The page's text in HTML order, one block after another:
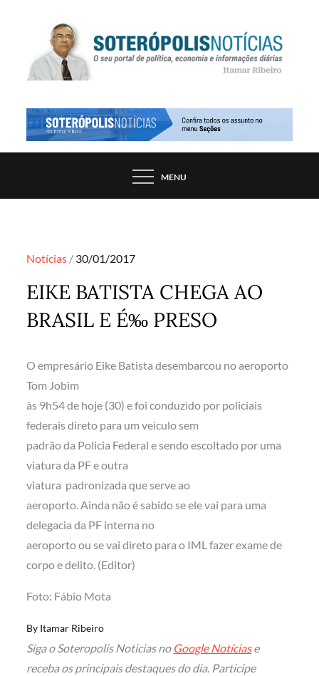
SOTERÓPOLIS NOTÍCIAS
PORTAL DE NOTÍCIAS DE SALVADOR E
MENU
Notícias Posted
30/01/2017
EIKE BATISTA CHEGA AO
BRASIL E É‰ PRESO
O empresário Eike Batista desembarcou no aeroporto
Tom Jobim
às 9h54 de hoje (30) e foi conduzido por policiais
federais direto para um veiculo sem
padrão da Policia Federal e sendo escoltado por uma
viatura da PF e outra
viatura padronizada que serve ao
aeroporto. Ainda não é sabido se ele vai para uma
delegacia da PF interna no
aeroporto ou se vai direto para o IML fazer exame de
corpo e delito. (Editor)
Foto: Fábio Mota
By Itamar Ribeiro
Siga o Soteropolis Noticias no Google Notíciase
receba os principais destaques do dia. Participe